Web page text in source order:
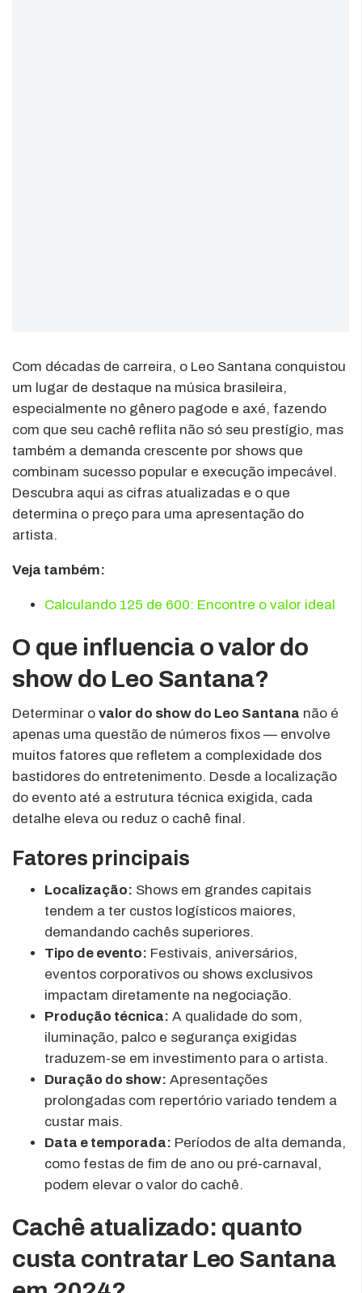
Com décadas de carreira, o Leo Santana conquistou
um lugar de destaque na música brasileira,
especialmente no gênero pagode e axé, fazendo
com que seu cachê reflita não só seu prestígio, mas
também a demanda crescente por shows que
combinam sucesso popular e execução impecável.
Descubra aqui as cifras atualizadas e o que
determina o preço para uma apresentação do
artista.
Veja também:
Calculando 125 de 600: Encontre o valor ideal
O que influencia o valor do
show do Leo Santana?
Determinar o valor do show do Leo Santana não é
apenas uma questão de números fixos — envolve
muitos fatores que refletem a complexidade dos
bastidores do entretenimento. Desde a localização
do evento até a estrutura técnica exigida, cada
detalhe eleva ou reduz o cachê final.
Fatores principais
Localização: Shows em grandes capitais
tendem a ter custos logísticos maiores,
demandando cachês superiores.
Tipo de evento: Festivais, aniversários,
eventos corporativos ou shows exclusivos
impactam diretamente na negociação.
Produção técnica: A qualidade do som,
iluminação, palco e segurança exigidas
traduzem-se em investimento para o artista.
Duração do show: Apresentações
prolongadas com repertório variado tendem a
custar mais.
Data e temporada: Períodos de alta demanda,
como festas de fim de ano ou pré-carnaval,
podem elevar o valor do cachê.
Cachê atualizado: quanto
custa contratar Leo Santana